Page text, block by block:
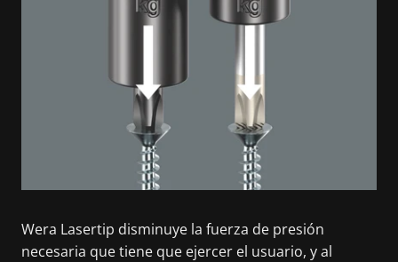
Wera Lasertip disminuye la fuerza de presión
necesaria que tiene que ejercer el usuario, y al